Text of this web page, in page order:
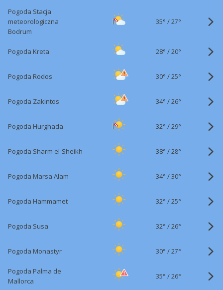
Pogoda Stacja
meteorologiczna
Bodrum
35° /27°
Pogoda Kreta 28° /20°
Pogoda Rodos 30° /25°
Pogoda Zakintos 34° /26°
Pogoda Hurghada 32° /29°
Pogoda Sharm el-Sheikh 38° /28°
Pogoda Marsa Alam 34° /30°
Pogoda Hammamet 32° /25°
Pogoda Susa 32° /26°
Pogoda Monastyr 30° /27°
Pogoda Palma de
Mallorca
35° /26°